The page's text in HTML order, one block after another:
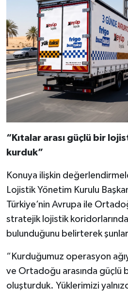
“Kıtalar arası güçlü bir
kurduk”
Konuya ilişkin
Lojistik Yönetim Kurulu
Türkiye’nin Avrupa ile
stratejik lojistik
bulunduğunu belirterek
“Kurduğumuz operasyon
ve Ortadoğu arasında güçlü
oluşturduk. Yüklerimizi